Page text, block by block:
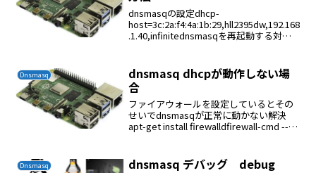
dnsmasqの設定dhcp-
host=3c:2a:f4:4a:1b:29,hll2395dw,192.168
.1.40,infinitednsmasqを再起動する対象
Dnsmasq
dnsmasq dhcpが動作しない場
合
ファイアウォールを設定しているとその
せいでdnsmasqが正常に動かない解決
apt-get install firewalldfirewall-cmd --
Dnsmasq dnsmasq デバッグ debug